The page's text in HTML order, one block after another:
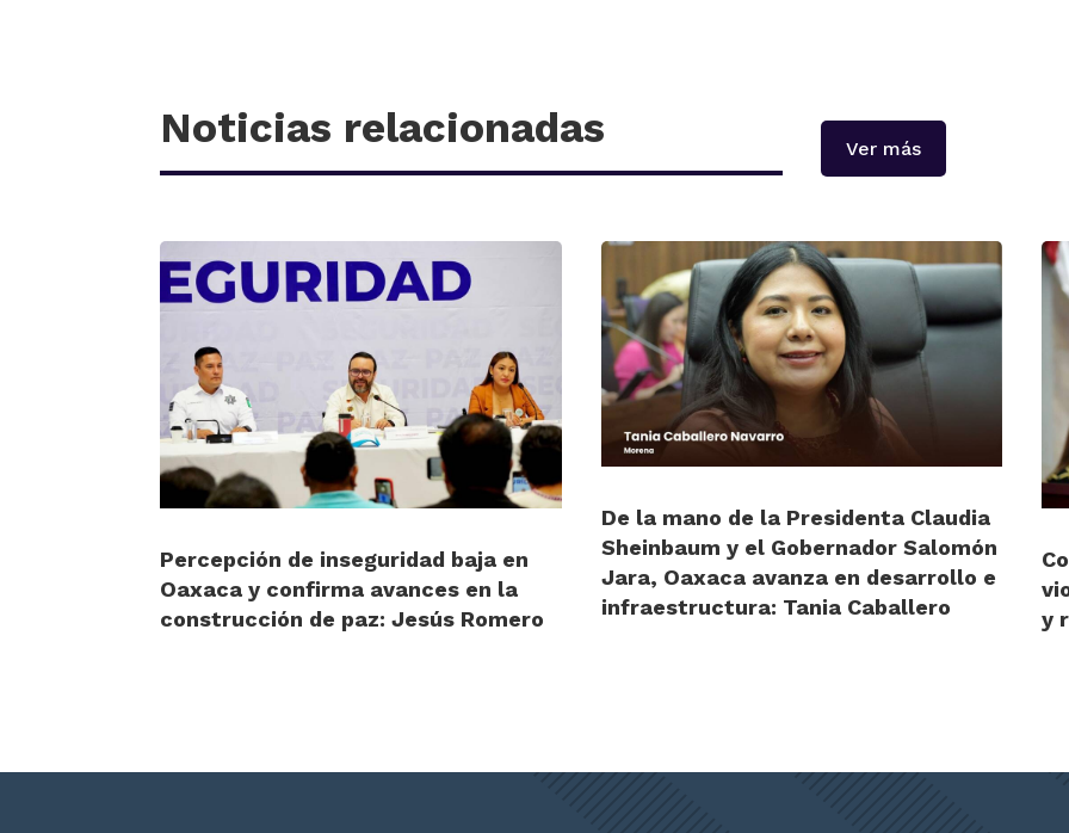
Noticias relacionadas Ver más
Percepción de inseguridad baja en
Oaxaca y confirma avances en la
construcción de paz: Jesús Romero
De la mano de la Presidenta Claudia
Sheinbaum y el Gobernador Salomón
Jara, Oaxaca avanza en desarrollo e
infraestructura: Tania Caballero
y